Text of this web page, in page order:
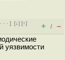
· · ·][↓] [↑]
+ / –
уязвимости